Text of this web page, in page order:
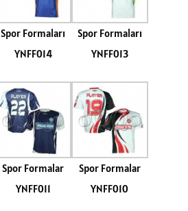
Spor Formaları
YNFF014
Spor Formaları
YNFF013
Spor Formalar
YNFF011
Spor Formalar
YNFF010